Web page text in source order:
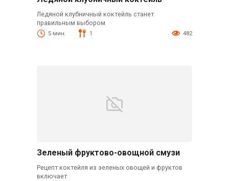
Ледяной клубничный коктейль станет
правильным выбором
5 мин. 1 482
Зеленый фруктово-овощной смузи
Рецепт коктейля из зеленых овощей и фруктов
включает